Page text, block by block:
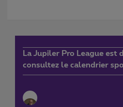
La Jupiler Pro League est
consultez le calendrier